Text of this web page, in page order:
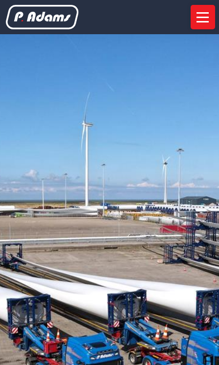
ACCUEILACTUALITÉSEMPLOICONTACT
Entreprise
Etudes de faisabilité
Transport routier
Transport multimodal
Location
Equipement
Semi-remorques spéciales
Éoliennes
Remorques modulaires
SPMT remorques automotrices
Système de pont mobile
Montage
Secteurs
Energie éolienne Energie
Industrie du bâtiment
Pétrochimie